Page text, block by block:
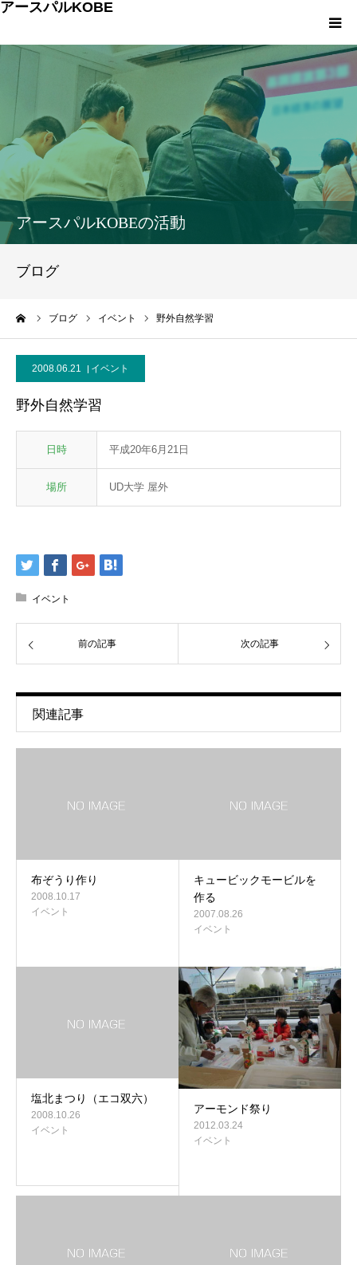
アースパルKOBE
アースパルKOBEの活動
ブログ
ブログ イベント 野外自然学習
2008.06.21 イベント
野外自然学習
日時 平成20年6月21日
場所 UD大学 屋外
イベント
前の記事 次の記事
関連記事
布ぞうり作り
2008.10.17
イベント
キュービックモービルを
作る
2007.08.26
イベント
塩北まつり（エコ双六）
2008.10.26
イベント
アーモンド祭り
2012.03.24
イベント
アースパルKOBEとは
こうべエコちゃれゼミ
各種申込・お問合せ